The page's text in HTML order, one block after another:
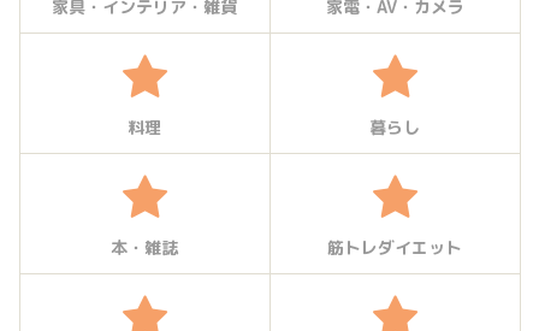
家具・インテリア・雑貨 家電・AV・カメラ
料理 暮らし
本・雑誌 筋トレダイエット